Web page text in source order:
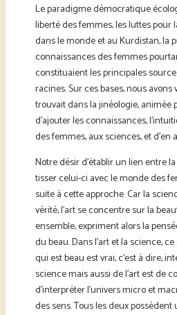
Le paradigme démocratique
liberté des femmes, les luttes pour
dans le monde et au Kurdistan, la
connaissances des femmes
constituaient les principales
racines. Sur ces bases, nous
trouvait dans la jinéologie, animée
d’ajouter les connaissances,
des femmes, aux sciences, et d’en
Notre désir d’établir un lien entre
tisser celui-ci avec le monde des
suite à cette approche. Car la
vérité, l’art se concentre sur la
ensemble, expriment alors la
du beau. Dans l’art et la science,
qui est beau est vrai, c’est à dire,
science mais aussi de l’art est de
d’interpréter l’univers micro et
des sens. Tous les deux